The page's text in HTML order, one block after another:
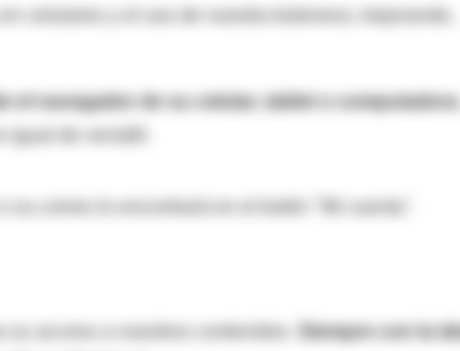
celulares y el uso de nuestra botonera; mejorando,
el navegador de su celular, tablet o
igual de versátil.
su correo lo encontrará en el botón "Mi cuenta".
Siempre con la